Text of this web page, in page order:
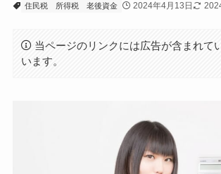
住民税 所得税 老後資金 2024年4月13日
当ページのリンクには広告が含まれて
います。